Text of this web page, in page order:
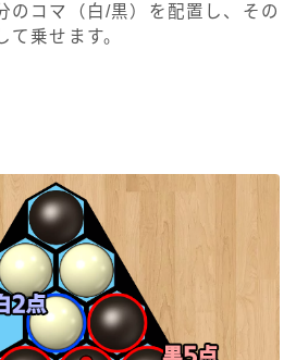
のコマ（白/黒）を配置し、その
て乗せます。